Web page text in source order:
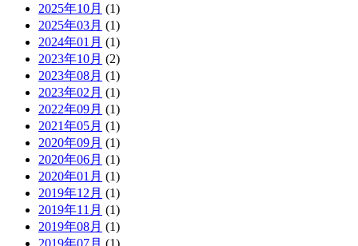
2025年10月 (1)
2025年03月 (1)
2024年01月 (1)
2023年10月 (2)
2023年08月 (1)
2023年02月 (1)
2022年09月 (1)
2021年05月 (1)
2020年09月 (1)
2020年06月 (1)
2020年01月 (1)
2019年12月 (1)
2019年11月 (1)
2019年08月 (1)
2019年07月 (1)